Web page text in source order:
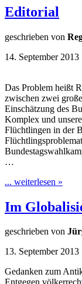
Editorial
geschrieben von
14. September 2013
Das Problem heißt
zwischen zwei
Einschätzung des
Komplex und
Flüchtlingen in der
…
... weiterlesen »
Im
geschrieben von
13. September 2013
Gedanken zum